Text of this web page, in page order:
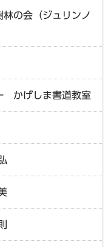
の会（ジュリンノ
かげしま書道教室